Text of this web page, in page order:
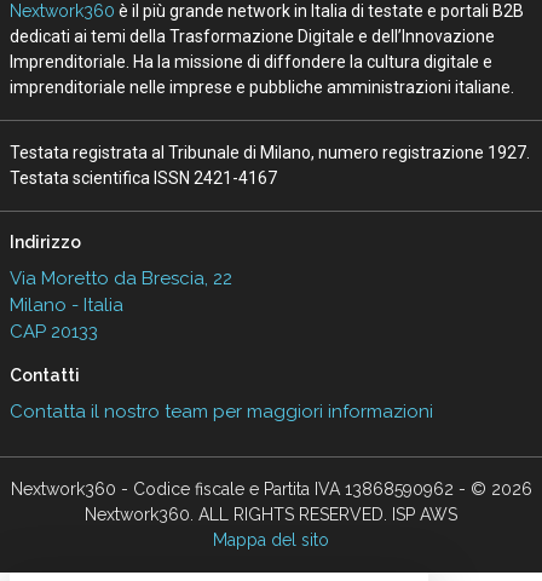
Nextwork360 è il più grande network in Italia di testate e portali B2B
dedicati ai temi della Trasformazione Digitale e dell’Innovazione
Imprenditoriale. Ha la missione di diffondere la cultura digitale e
imprenditoriale nelle imprese e pubbliche amministrazioni italiane.
Testata registrata al Tribunale di Milano, numero registrazione 1927.
Testata scientifica ISSN 2421-4167
Indirizzo
Via Moretto da Brescia, 22
Milano - Italia
CAP 20133
Contatti
Contatta il nostro team per maggiori informazioni
Nextwork360 - Codice fiscale e Partita IVA 13868590962 - © 2026
Nextwork360. ALL RIGHTS RESERVED. ISP AWS
Mappa del sito